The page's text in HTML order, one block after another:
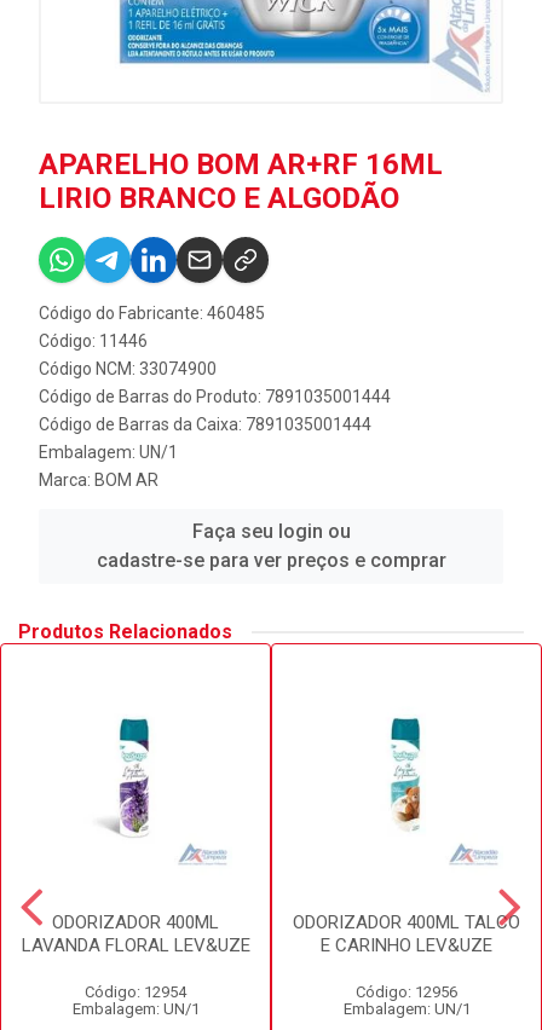
APARELHO BOM AR+RF 16ML
LIRIO BRANCO E ALGODÃO
Código do Fabricante: 460485
Código: 11446
Código NCM: 33074900
Código de Barras do Produto: 7891035001444
Código de Barras da Caixa: 7891035001444
Embalagem: UN/1
Marca: BOM AR
Faça seu login ou
cadastre-se para ver preços e comprar
Produtos Relacionados
ODORIZADOR 400ML
LAVANDA FLORAL LEV&UZE
Código: 12954
Embalagem: UN/1
ODORIZADOR 400ML TALCO
E CARINHO LEV&UZE
Código: 12956
Embalagem: UN/1